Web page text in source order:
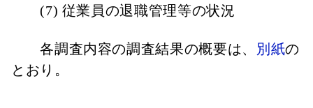
(7) 従業員の退職管理等の状況
各調査内容の調査結果の概要は、 別紙の
とおり。